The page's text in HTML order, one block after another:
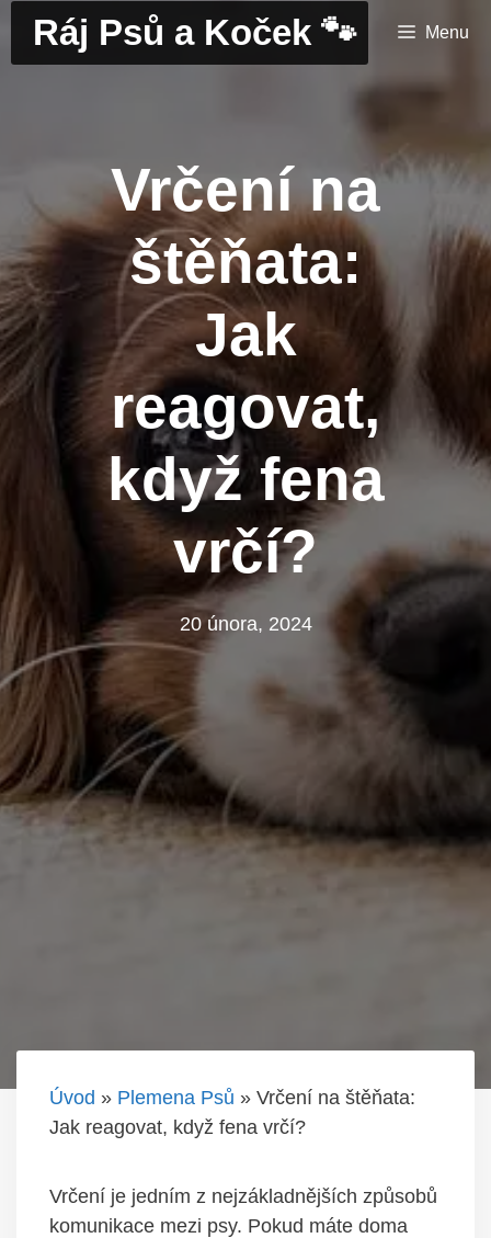
PřeskočitRáj Psů a Koček 🐾 Menu
Vrčení na
štěňata:
Jak
reagovat,
když fena
vrčí?
20 února, 2024
Úvod » Plemena Psů » Vrčení na štěňata:
Jak reagovat, když fena vrčí?
Vrčení ‌je jedním z nejzákladnějších způsobů
​komunikace mezi psy.​ Pokud máte doma